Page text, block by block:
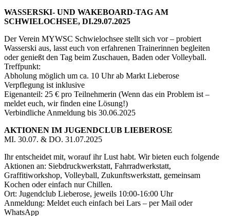
WASSERSKI- UND WAKEBOARD-TAG AM
SCHWIELOCHSEE, DI.29.07.2025
Der Verein MYWSC Schwielochsee stellt sich vor – probiert
Wasserski aus, lasst euch von erfahrenen Trainerinnen begleiten
oder genießt den Tag beim Zuschauen, Baden oder Volleyball.
Treffpunkt:
Abholung möglich um ca. 10 Uhr ab Markt Lieberose
Verpflegung ist inklusive
Eigenanteil: 25 € pro Teilnehmerin (Wenn das ein Problem ist –
meldet euch, wir finden eine Lösung!)
Verbindliche Anmeldung bis 30.06.2025
AKTIONEN IM JUGENDCLUB LIEBEROSE
MI. 30.07. & DO. 31.07.2025
Ihr entscheidet mit, worauf ihr Lust habt. Wir bieten euch folgende
Aktionen an: Siebdruckwerkstatt, Fahrradwerkstatt,
Graffitiworkshop, Volleyball, Zukunftswerkstatt, gemeinsam
Kochen oder einfach nur Chillen.
Ort: Jugendclub Lieberose, jeweils 10:00-16:00 Uhr
Anmeldung: Meldet euch einfach bei Lars – per Mail oder
WhatsApp